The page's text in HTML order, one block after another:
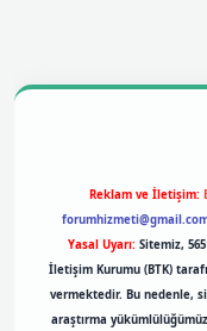
Reklam ve İletişim:
Yasal Uyarı: Sitemiz,
İletişim Kurumu (BTK)
vermektedir. Bu nedenle,
araştırma